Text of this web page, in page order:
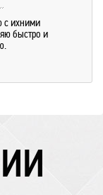
с ихними
быстро и